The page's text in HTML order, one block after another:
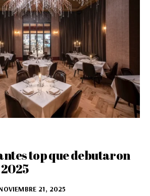
top que debutaron
21, 2025